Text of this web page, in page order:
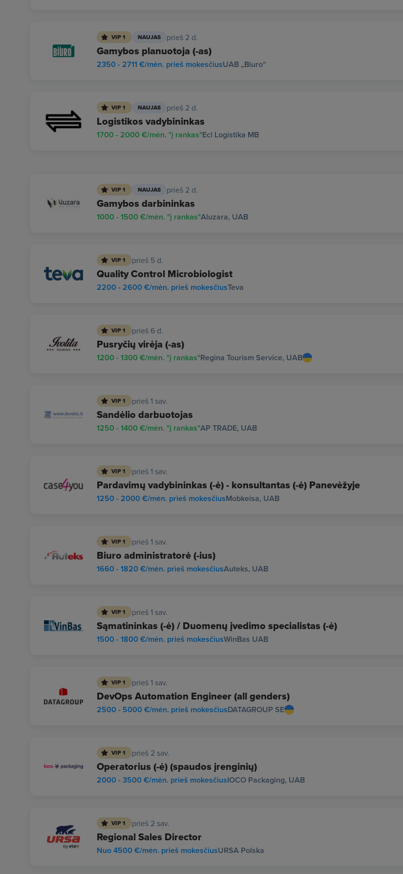
VIP 1 NAUJAS prieš 2 d.
Gamybos planuotoja (-as)
UAB „Biuro“
2350 - 2711 €/mėn. prieš mokesčius
VIP 1 NAUJAS prieš 2 d.
Logistikos vadybininkas
Ecl Logistika MB
1700 - 2000 €/mėn. "į rankas"
VIP 1 NAUJAS prieš 2 d.
Gamybos darbininkas
Aluzara, UAB
1000 - 1500 €/mėn. "į rankas"
VIP 1 prieš 5 d.
Quality Control Microbiologist
Teva
2200 - 2600 €/mėn. prieš mokesčius
VIP 1 prieš 6 d.
Pusryčių virėja (-as)
Regina Tourism Service, UAB
1200 - 1300 €/mėn. "į rankas"
VIP 1 prieš 1 sav.
Sandėlio darbuotojas
AP TRADE, UAB
1250 - 1400 €/mėn. "į rankas"
VIP 1 prieš 1 sav.
Pardavimų vadybininkas (-ė) - konsultantas (-ė) Panevėžyje
Mobkeisa, UAB
1250 - 2000 €/mėn. prieš mokesčius
VIP 1 prieš 1 sav.
Biuro administratorė (-ius)
Auteks, UAB
1660 - 1820 €/mėn. prieš mokesčius
VIP 1 prieš 1 sav.
Sąmatininkas (-ė) / Duomenų įvedimo specialistas (-ė)
WinBas UAB
1500 - 1800 €/mėn. prieš mokesčius
VIP 1 prieš 1 sav.
DevOps Automation Engineer (all genders)
DATAGROUP SE
2500 - 5000 €/mėn. prieš mokesčius
VIP 1 prieš 2 sav.
Operatorius (-ė) (spaudos įrenginių)
IOCO Packaging, UAB
2000 - 3500 €/mėn. prieš mokesčius
VIP 1 prieš 2 sav.
Regional Sales Director
URSA Polska
Nuo 4500 €/mėn. prieš mokesčius